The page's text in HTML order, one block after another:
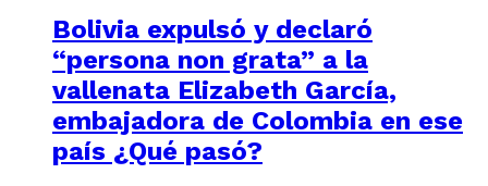
Bolivia expulsó y declaró
“persona non grata” a la
vallenata Elizabeth García,
embajadora de Colombia en ese
país ¿Qué pasó?